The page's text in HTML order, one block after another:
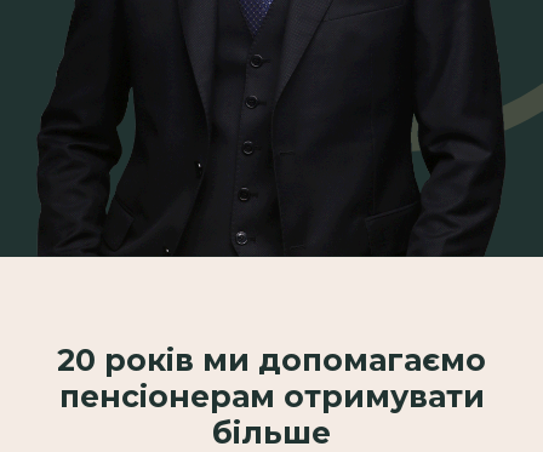
20 років ми допомагаємо
пенсіонерам отримувати
більше